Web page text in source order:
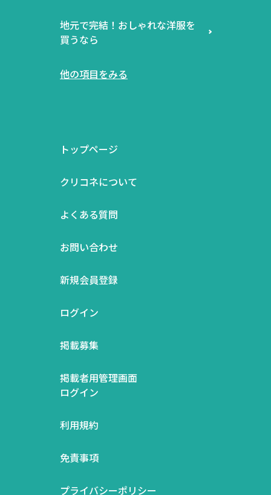
地元で完結！おしゃれな洋服を
買うなら
他の項目をみる
トップページ
クリコネについて
よくある質問
お問い合わせ
新規会員登録
ログイン
掲載募集
掲載者用管理画面
ログイン
利用規約
免責事項
プライバシーポリシー